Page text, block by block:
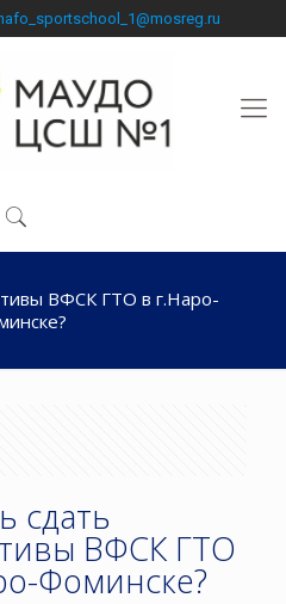
ВФСК ГТО в г.Наро-
сдать
ВФСК ГТО
Фоминске?